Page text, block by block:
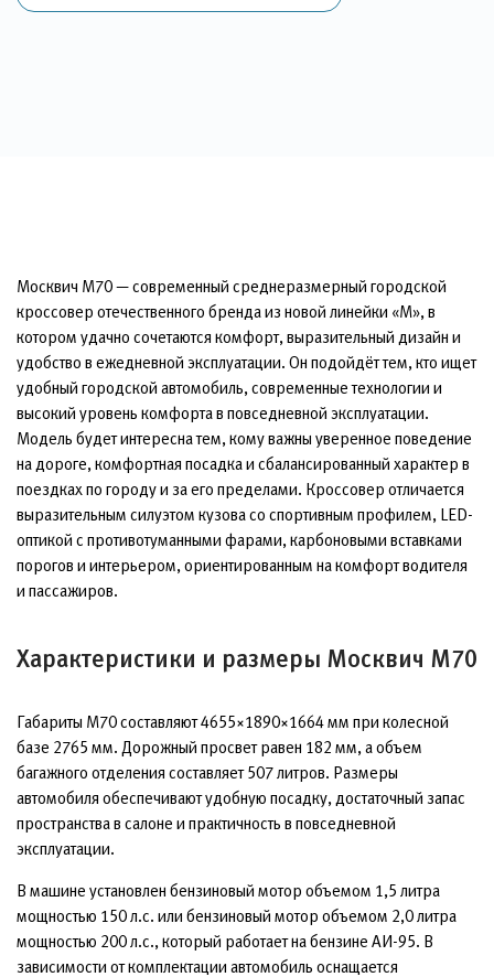
Москвич М70 — современный среднеразмерный городской
кроссовер отечественного бренда из новой линейки «М», в
котором удачно сочетаются комфорт, выразительный дизайн и
удобство в ежедневной эксплуатации. Он подойдёт тем, кто ищет
удобный городской автомобиль, современные технологии и
высокий уровень комфорта в повседневной эксплуатации.
Модель будет интересна тем, кому важны уверенное поведение
на дороге, комфортная посадка и сбалансированный характер в
поездках по городу и за его пределами. Кроссовер отличается
выразительным силуэтом кузова со спортивным профилем, LED-
оптикой с противотуманными фарами, карбоновыми вставками
порогов и интерьером, ориентированным на комфорт водителя
и пассажиров.
Характеристики и размеры Москвич М70
Габариты М70 составляют 4655×1890×1664 мм при колесной
базе 2765 мм. Дорожный просвет равен 182 мм, а объем
багажного отделения составляет 507 литров. Размеры
автомобиля обеспечивают удобную посадку, достаточный запас
пространства в салоне и практичность в повседневной
эксплуатации.
В машине установлен бензиновый мотор объемом 1,5 литра
мощностью 150 л.с. или бензиновый мотор объемом 2,0 литра
мощностью 200 л.с., который работает на бензине АИ-95. В
зависимости от комплектации автомобиль оснащается